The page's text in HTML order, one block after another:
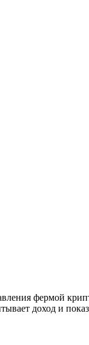
фермой
доход и